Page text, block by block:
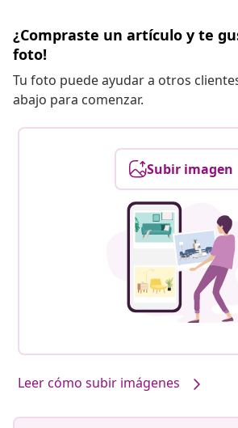
¿Compraste un artículo y te
foto!
Tu foto puede ayudar a otros
abajo para comenzar.
Subir imagen
Leer cómo subir imágenes